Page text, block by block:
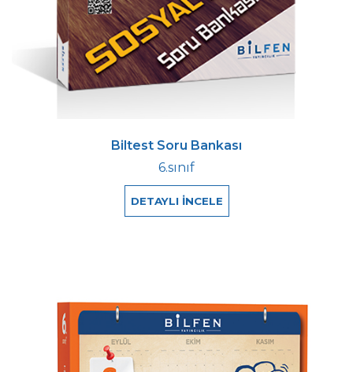
Biltest Soru Bankası
6.sınıf
DETAYLI İNCELE